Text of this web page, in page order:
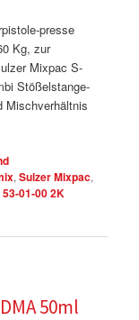
presse
Kg, zur
Mixpac S-
Stößelstange-
Mischverhältnis
,Sulzer Mixpac,
01-00 2K
50ml